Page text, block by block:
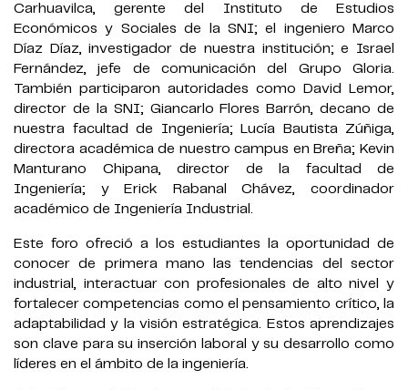
Carhuavilca, gerente del Instituto de Estudios
Económicos y Sociales de la SNI; el ingeniero Marco
Díaz Díaz, investigador de nuestra institución; e Israel
Fernández, jefe de comunicación del Grupo Gloria.
También participaron autoridades como David Lemor,
director de la SNI; Giancarlo Flores Barrón, decano de
nuestra facultad de Ingeniería; Lucía Bautista Zúñiga,
directora académica de nuestro campus en Breña; Kevin
Manturano Chipana, director de la facultad de
Ingeniería; y Erick Rabanal Chávez, coordinador
académico de Ingeniería Industrial.
Este foro ofreció a los estudiantes la oportunidad de
conocer de primera mano las tendencias del sector
industrial, interactuar con profesionales de alto nivel y
fortalecer competencias como el pensamiento crítico, la
adaptabilidad y la visión estratégica. Estos aprendizajes
son clave para su inserción laboral y su desarrollo como
líderes en el ámbito de la ingeniería.